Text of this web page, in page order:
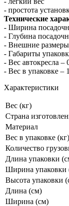
- простота
Технические
- Ширина
- Глубина
- Внешние
- Габариты
- Вес автокресла –
- Вес в упаковке –
Характеристики
Вес (кг)
Страна
Материал
Вес в упаковке (кг)
Количество
Длина упаковки
Ширина упаковки
Высота упаковки
Длина (см)
Ширина (см)